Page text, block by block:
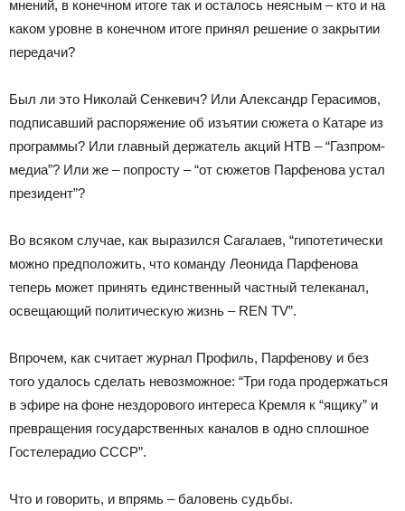
мнений, в конечном итоге так и осталось неясным – кто и на
каком уровне в конечном итоге принял решение о закрытии
передачи?
Был ли это Николай Сенкевич? Или Александр Герасимов,
подписавший распоряжение об изъятии сюжета о Катаре из
программы? Или главный держатель акций НТВ – “Газпром-
медиа”? Или же – попросту – “от сюжетов Парфенова устал
президент”?
Во всяком случае, как выразился Сагалаев, “гипотетически
можно предположить, что команду Леонида Парфенова
теперь может принять единственный частный телеканал,
освещающий политическую жизнь – REN TV”.
Впрочем, как считает журнал Профиль, Парфенову и без
того удалось сделать невозможное: “Три года продержаться
в эфире на фоне нездорового интереса Кремля к “ящику” и
превращения государственных каналов в одно сплошное
Гостелерадио СССР”.
Что и говорить, и впрямь – баловень судьбы.